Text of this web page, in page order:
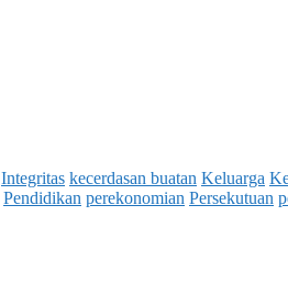
Integritas kecerdasan buatan Keluarga
Pendidikan perekonomian Persekutuan